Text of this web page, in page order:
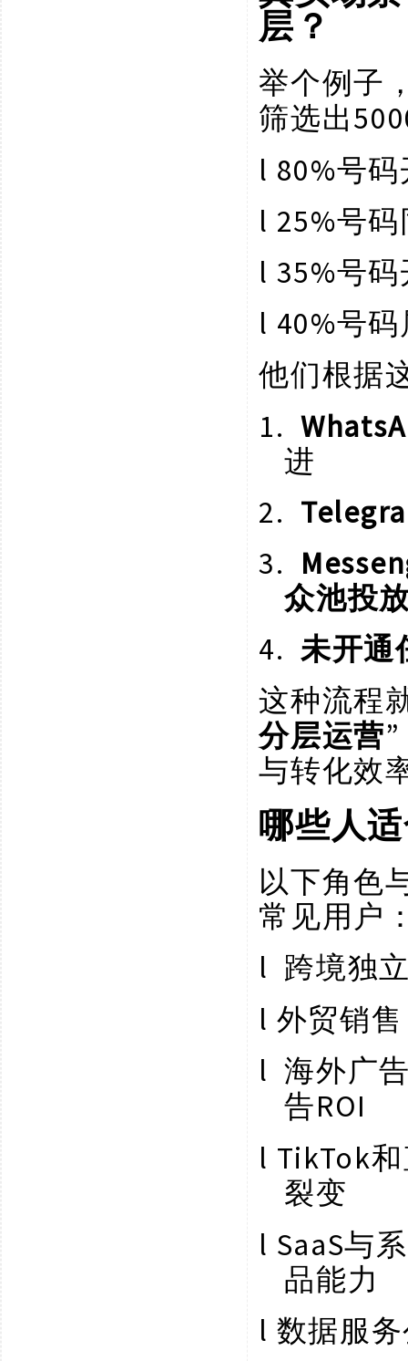
层？
举个例子
筛选出
l 80%号
l 25%号
l 35%号
l 40%号
他们根据
1.
进
2.
3.
众池投
4. 未开通
这种流程
分层运营
与转化效
哪些人
以下角色
常见用户
l 跨境独
l 外贸销
l 海外广
告ROI
l TikTok
裂变
l SaaS与
品能力
l 数据服